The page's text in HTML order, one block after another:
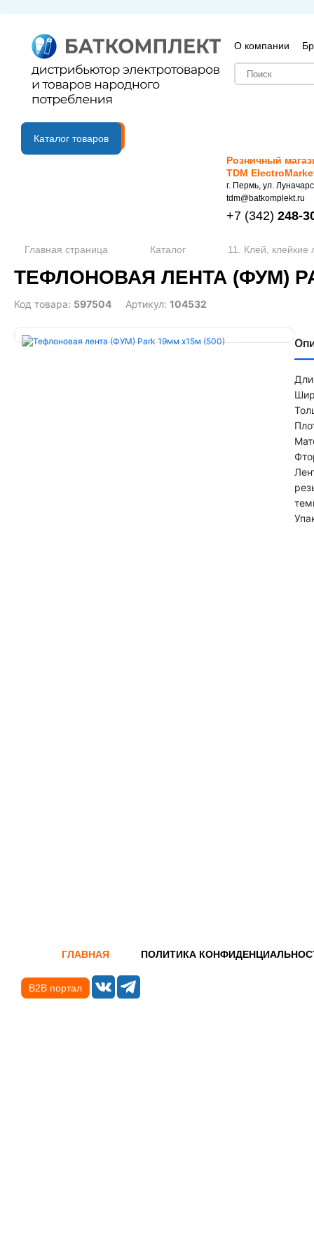
О компании
B2B портал
Каталог товаров
Розничный
TDM
г. Пермь, ул.
tdm@batkomplekt.ru
+7 (342) 248-
Главная страница Каталог 11. Клей, клейкие
ТЕФЛОНОВАЯ ЛЕНТА (ФУМ)
Код товара: 597504 Артикул: 104532
ГЛАВНАЯ ПОЛИТИКА
B2B портал